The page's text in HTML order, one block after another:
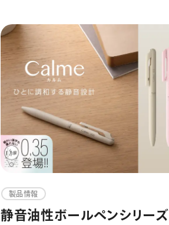
製品情報
静音油性ボールペンシリーズ